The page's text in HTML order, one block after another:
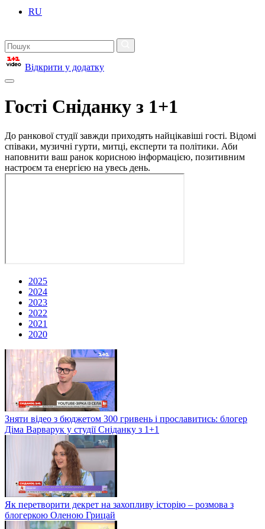
RU
Відкрити у додатку
Гості Сніданку з 1+1
До ранкової студії завжди приходять найцікавіші гості. Відомі
співаки, музичні гурти, митці, експерти та політики. Аби
наповнити ваш ранок корисною інформацією, позитивним
настроєм та енергією на увесь день.
2025
2024
2023
2022
2021
2020
Зняти відео з бюджетом 300 гривень і прославитись: блогер
Діма Варварук у студії Сніданку з 1+1
Як перетворити декрет на захопливу історію – розмова з
блогеркою Оленою Грицай